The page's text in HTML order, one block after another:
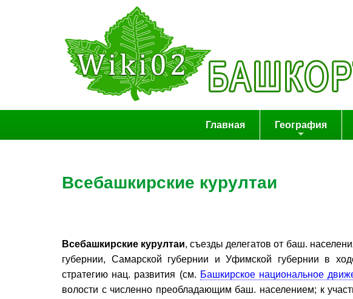
Главная География
Всебашкирские курултаи
Всебашкирские курултаи, съезды делегатов от баш.
губернии, Самарской губернии и Уфимской губернии в
стратегию нац. развития (см. Башкирское национальное
волости с численно преобладающим баш. населением; к